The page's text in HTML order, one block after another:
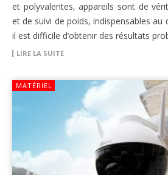
et polyvalentes, appareils sont de
et de suivi de poids, indispensables au
il est difficile d’obtenir des résultats
LIRE LA SUITE
MATÉRIEL